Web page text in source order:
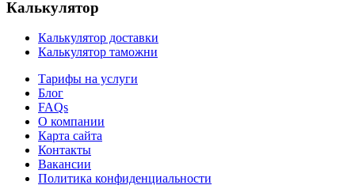
Калькулятор
Калькулятор доставки
Калькулятор таможни
Тарифы на услуги
Блог
FAQs
О компании
Карта сайта
Контакты
Вакансии
Политика конфиденциальности